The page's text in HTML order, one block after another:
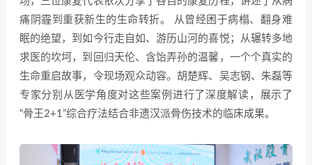
痛阴霾到重获新生的生命转折。 从曾经困于病榻、翻身难
眠的绝望，到如今行走自如、游历山河的喜悦；从辗转多地
求医的坎坷，到回归天伦、含饴弄孙的温馨，一个个真实的
生命重启故事，令现场观众动容。胡楚辉、吴志钢、朱磊等
专家分别从医学角度对这些案例进行了深度解读，展示了
“骨王2+1”综合疗法结合非遗汉派骨伤技术的临床成果。